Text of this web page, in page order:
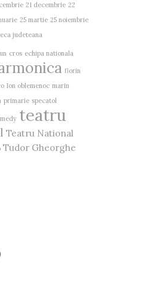
21 decembrie 22
25 martie 25 noiembrie
judeteana
cros echipa nationala
florin
Ion oblemenoc marin
primarie specatol
teatru
Teatru National
Tudor Gheorghe